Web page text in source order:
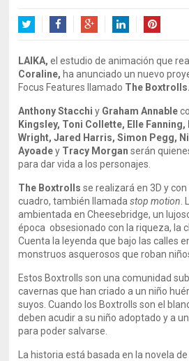
LAIKA,el estudio de animación que
Coraline, ha anunciado un nuevo
Focus Features llamado The Boxtrolls.
Anthony Stacchi y Graham Annable
Kingsley, Toni Collette, Elle
Wright, Jared Harris, Simon Pegg,
Ayoadey Tracy Morganserán
para dar vida a los personajes.
The Boxtrollsse realizará en 3D y
cuadro, también llamadastop motion
ambientada en Cheesebridge, un
época obsesionado con la riqueza, la
Cuenta la leyenda que bajo las calles
monstruos asquerosos que roban
Estos Boxtrolls son una comunidad
cavernas que han criado a un niño
suyos. Cuando los Boxtrolls son el
deben acudir a su niño adoptado y a
para poder salvarse.
La historia está basada en la novela de